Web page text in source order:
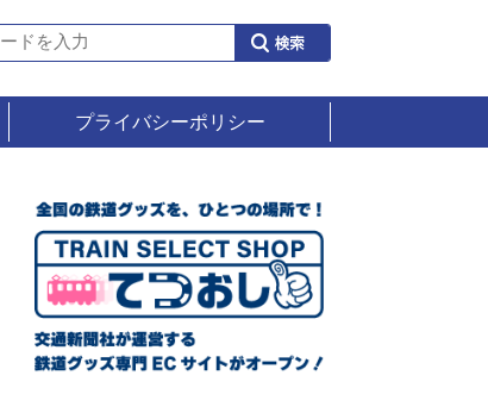
プライバシーポリシー